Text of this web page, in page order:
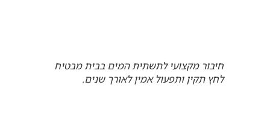
חיבור מקצועי לתשתית המים בבית מבטיח
לחץ תקין ותפעול אמין לאורך שנים.